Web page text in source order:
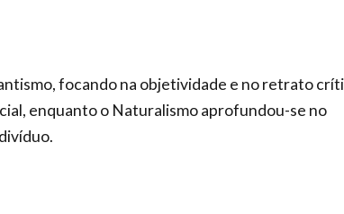
focando na objetividade e no retrato
enquanto o Naturalismo aprofundou-se no